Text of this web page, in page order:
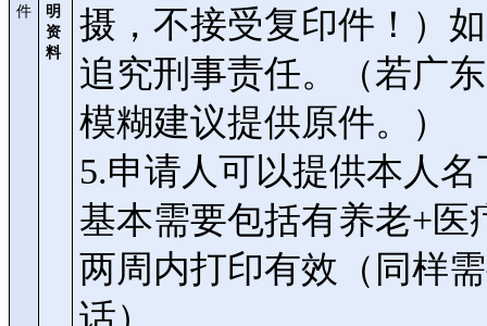
件
明
资
料
摄，不接受复印件！）
追究刑事责任。（若广
模糊建议提供原件。）
5.申请人可以提供本人
基本需要包括有养老+医
两周内打印有效（同样
话）